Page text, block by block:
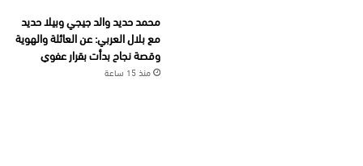
محمد حديد والد جيجي وبيلا حديد
مع بلال العربي: عن العائلة والهوية
وقصة نجاح بدأت بقرار عفوي
منذ 15 ساعة